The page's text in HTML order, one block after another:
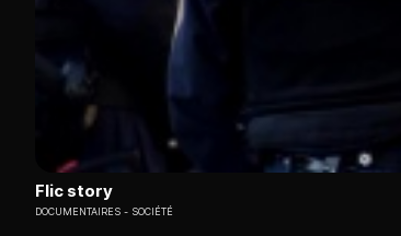
Flic story
DOCUMENTAIRES SOCIÉTÉ